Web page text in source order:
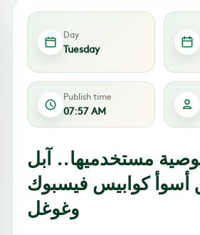
Day
Tuesday
Publish time
07:57 AM
مستخدميها.. آبل
أسوأ كوابيس فيسبوك
وغوغل